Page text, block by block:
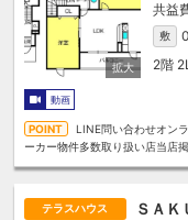
敷
2階
動画
LINE問い合わせオン
ーカー物件多数取り扱い店当店
テラスハウス ＳＡＫ